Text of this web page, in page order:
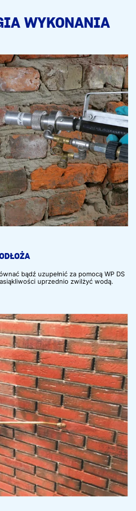
WYKONANIA
bądź uzupełnić za pomocą WP DS
uprzednio zwilżyć wodą.